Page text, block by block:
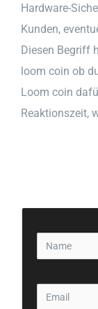
Hardware-
Kunden,
Diesen Begriff
loom coin ob
Loom coin
Reaktionszeit,